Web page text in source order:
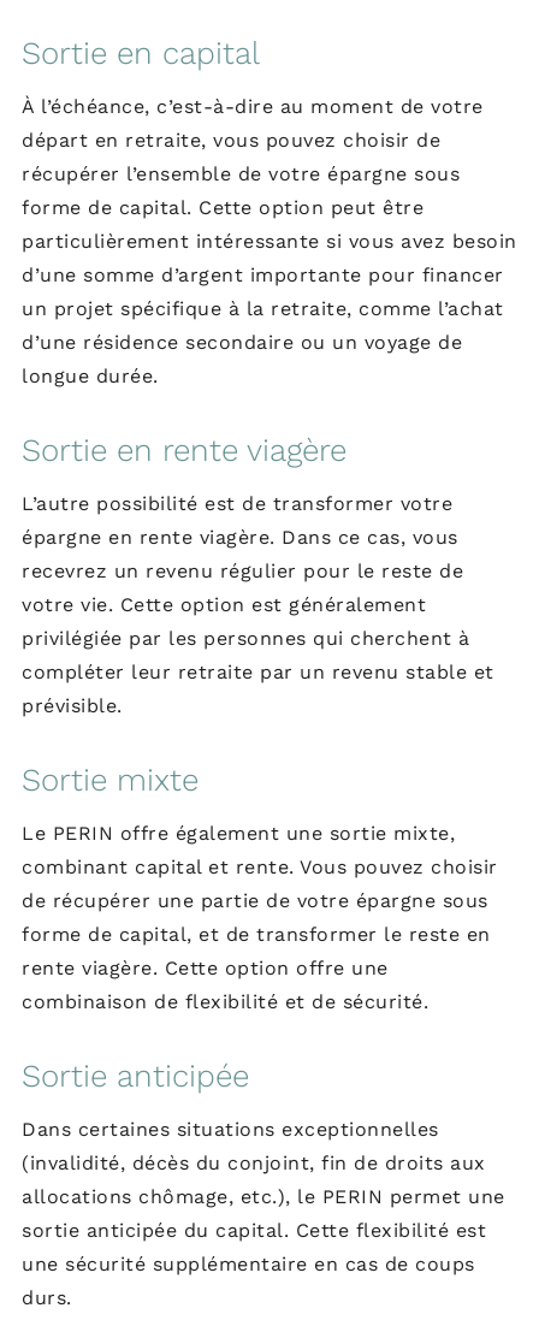
Sortie en capital
À l’échéance, c’est-à-dire au moment de votre
départ en retraite, vous pouvez choisir de
récupérer l’ensemble de votre épargne sous
forme de capital. Cette option peut être
particulièrement intéressante si vous avez besoin
d’une somme d’argent importante pour financer
un projet spécifique à la retraite, comme l’achat
d’une résidence secondaire ou un voyage de
longue durée.
Sortie en rente viagère
L’autre possibilité est de transformer votre
épargne en rente viagère. Dans ce cas, vous
recevrez un revenu régulier pour le reste de
votre vie. Cette option est généralement
privilégiée par les personnes qui cherchent à
compléter leur retraite par un revenu stable et
prévisible.
Sortie mixte
Le PERIN offre également une sortie mixte,
combinant capital et rente. Vous pouvez choisir
de récupérer une partie de votre épargne sous
forme de capital, et de transformer le reste en
rente viagère. Cette option offre une
combinaison de flexibilité et de sécurité.
Sortie anticipée
Dans certaines situations exceptionnelles
(invalidité, décès du conjoint, fin de droits aux
allocations chômage, etc.), le PERIN permet une
sortie anticipée du capital. Cette flexibilité est
une sécurité supplémentaire en cas de coups
durs.